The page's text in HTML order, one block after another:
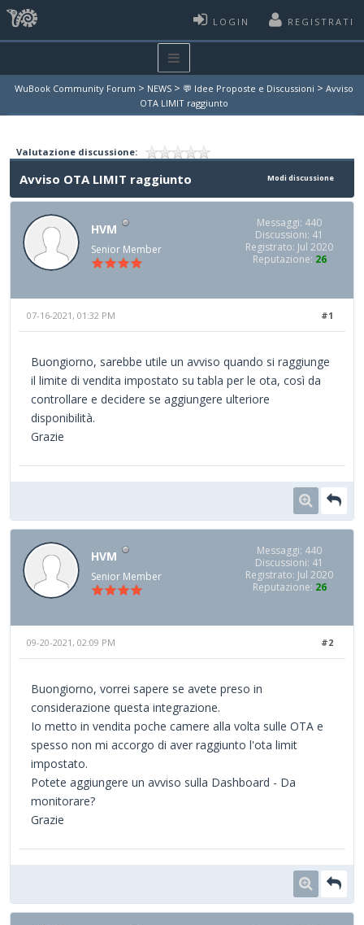
LOGIN REGISTRATI
WuBook Community Forum > NEWS > 💬 Idee Proposte e Discussioni > Avviso
OTA LIMIT raggiunto
Valutazione discussione:
Modi discussione
Avviso OTA LIMIT raggiunto
HVM
Senior Member
Messaggi: 440
Discussioni: 41
Registrato: Jul 2020
Reputazione: 26
#1
07-16-2021, 01:32 PM
Buongiorno, sarebbe utile un avviso quando si raggiunge
il limite di vendita impostato su tabla per le ota, così da
controllare e decidere se aggiungere ulteriore
disponibilità.
Grazie
HVM
Senior Member
Messaggi: 440
Discussioni: 41
Registrato: Jul 2020
Reputazione: 26
#2
09-20-2021, 02:09 PM
Buongiorno, vorrei sapere se avete preso in
considerazione questa integrazione.
Io metto in vendita poche camere alla volta sulle OTA e
spesso non mi accorgo di aver raggiunto l'ota limit
impostato.
Potete aggiungere un avviso sulla Dashboard - Da
monitorare?
Grazie